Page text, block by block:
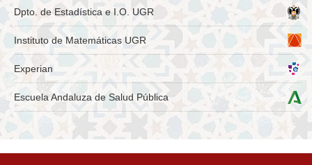
Dpto. de Estadística e I.O. UGR
Instituto de Matemáticas UGR
Experian
Escuela Andaluza de Salud Pública